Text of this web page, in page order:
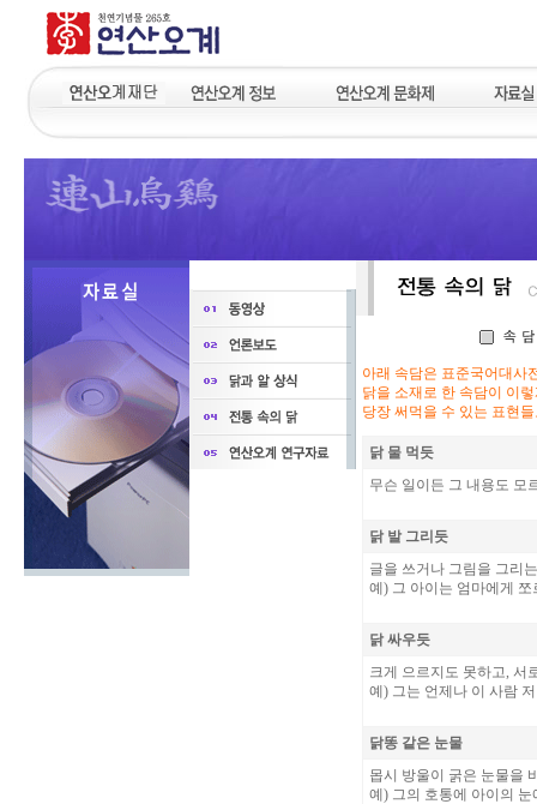
아래 속담은 표준국어대사
닭을 소재로 한 속담이 이
당장 써먹을 수 있는 표현
닭 물 먹듯
무슨 일이든 그 내용도 모
닭 발 그리듯
글을 쓰거나 그림을 그리
예) 그 아이는 엄마에게
닭 싸우듯
크게 으르지도 못하고, 서
예) 그는 언제나 이 사람
닭똥 같은 눈물
몹시 방울이 굵은 눈물을
예) 그의 호통에 아이의